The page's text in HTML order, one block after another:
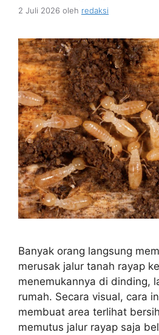
2 Juli 2026 oleh redaksi
Banyak orang langsung
merusak jalur tanah rayap
menemukannya di dinding,
rumah. Secara visual, cara
membuat area terlihat
memutus jalur rayap saja